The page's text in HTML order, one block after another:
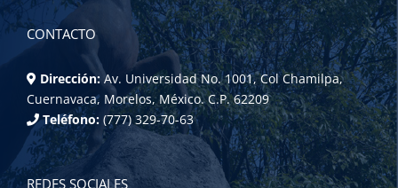
CONTACTO
Dirección: Av. Universidad No. 1001, Col Chamilpa,
Cuernavaca, Morelos, México. C.P. 62209
Teléfono: (777) 329-70-63
REDES SOCIALES